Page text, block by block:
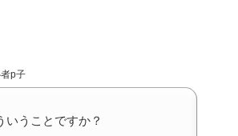
p子
いうことですか？